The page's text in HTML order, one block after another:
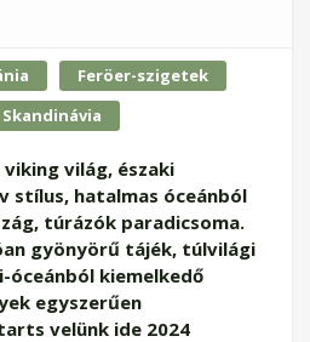
Feröer-szigetek
Skandinávia
világ, északi
stílus, hatalmas óceánból
túrázók paradicsoma.
gyönyörű tájék, túlvilági
óceánból kiemelkedő
egyszerűen
velünk ide 2024